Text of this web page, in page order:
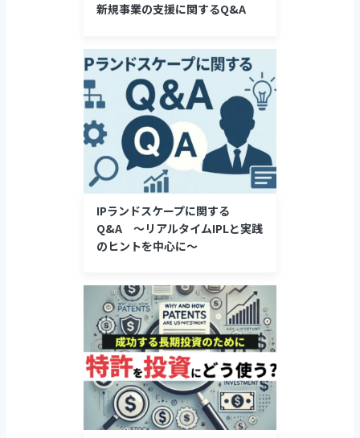
新規事業の支援に関するQ&A
IPランドスケープに関する
Q&A ～リアルタイムIPLと実践
のヒントを中心に～